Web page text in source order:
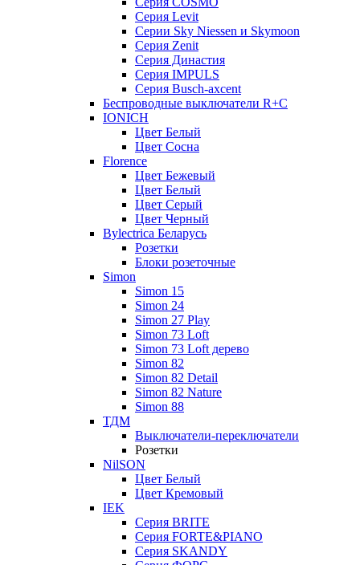
Серия Lеvit
Серии Sky Niessen и Skymoon
Серия Zenit
Серия Династия
Серия IMPULS
Серия Вusch-axcent
Беспроводные выключатели R+C
IONICH
Цвет Белый
Цвет Сосна
Florence
Цвет Бежевый
Цвет Белый
Цвет Серый
Цвет Черный
Bylectrica Беларусь
Розетки
Блоки розеточные
Simon
Simon 15
Simon 24
Simon 27 Play
Simon 73 Loft
Simon 73 Loft дерево
Simon 82
Simon 82 Detail
Simon 82 Nature
Simon 88
ТДМ
Выключатели-переключатели
Розетки
NilSON
Цвет Белый
Цвет Кремовый
IEK
Серия BRITE
Серия FORTE&PIANO
Серия SKANDY